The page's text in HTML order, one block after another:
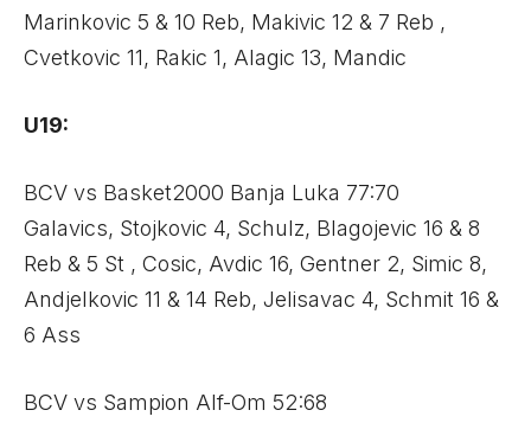
Marinkovic 5 & 10 Reb, Makivic 12 & 7 Reb ,
Cvetkovic 11, Rakic 1, Alagic 13, Mandic
U19:
BCV vs Basket2000 Banja Luka 77:70
Galavics, Stojkovic 4, Schulz, Blagojevic 16 & 8
Reb & 5 St , Cosic, Avdic 16, Gentner 2, Simic 8,
Andjelkovic 11 & 14 Reb, Jelisavac 4, Schmit 16 &
6 Ass
BCV vs Sampion Alf-Om 52:68